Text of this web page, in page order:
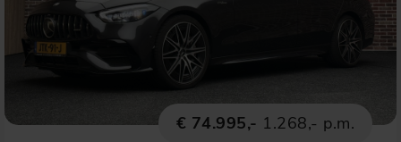
€ 74.995,- 1.268,- p.m.